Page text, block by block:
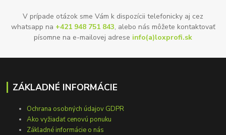
V prípade otázok sme Vám k dispozícii telefonicky aj cez
whatsapp na +421 948 751 843, alebo nás môžete kontaktovať
písomne na e-mailovej adrese info(a)loxprofi.sk
ZÁKLADNÉ INFORMÁCIE
Ochrana osobných údajov GDPR
Ako vyžiadať cenovú ponuku
Základné informácie o nás